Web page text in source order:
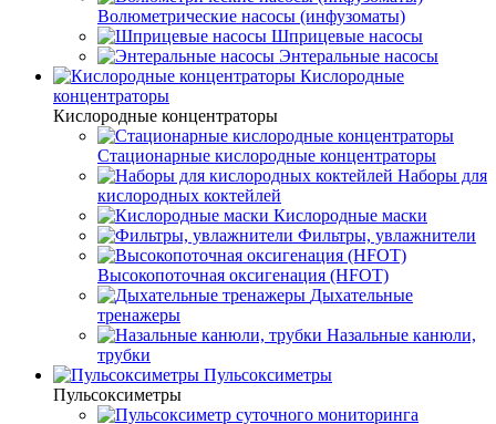
Волюметрические насосы (инфузоматы)
Шприцевые насосы
Энтеральные насосы
Кислородные
концентраторы
Кислородные концентраторы
Стационарные кислородные концентраторы
Наборы для
кислородных коктейлей
Кислородные маски
Фильтры, увлажнители
Высокопоточная оксигенация (HFOT)
Дыхательные
тренажеры
Назальные канюли,
трубки
Пульсоксиметры
Пульсоксиметры